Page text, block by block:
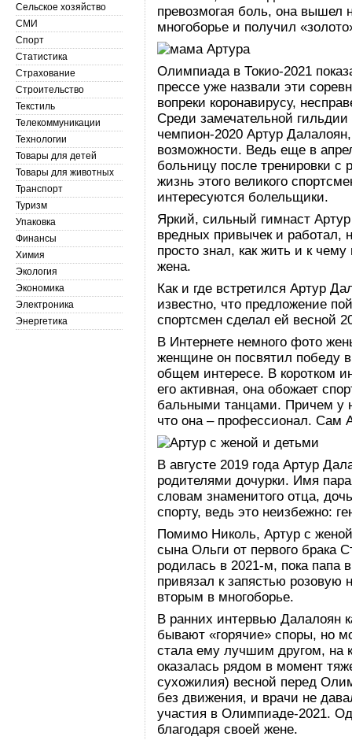
превозмогая боль, она вышел
многоборье и получил
Олимпиада в Токио-2021
прессе уже назвали эти
вопреки коронавирусу,
Среди замечательной
чемпион-2020 Артур
возможности. Ведь еще в
больницу после тренировки
жизнь этого великого
интересуются болельщики.
Яркий, сильный гимнаст
вредных привычек и работал,
просто знал, как жить и к
жена.
Как и где встретился Артур
известно, что предложение
спортсмен сделал ей весной
В Интернете немного фото
женщине он посвятил победу
общем интересе. В коротком
его активная, она обожает
бальными танцами. Причем у
что она – профессионал. Сам
В августе 2019 года Артур
родителями дочурки. Имя
словам знаменитого отца,
спорту, ведь это неизбежно:
Помимо Николь, Артур с
сына Ольги от первого брака
родилась в 2021-м, пока папа
привязал к запястью розовую
вторым в многоборье.
В ранних интервью Далалоян
бывают «горячие» споры, но
стала ему лучшим другом, на
оказалась рядом в момент
сухожилия) весной перед
без движения, и врачи не
участия в Олимпиаде-2021.
благодаря своей жене.
Сельское хозяйство
СМИ
Спорт
Статистика
Страхование
Строительство
Текстиль
Телекоммуникации
Технологии
Товары для детей
Товары для животных
Транспорт
Туризм
Упаковка
Финансы
Химия
Экология
Экономика
Электроника
Энергетика